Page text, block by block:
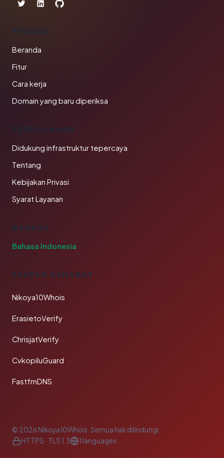
PRODUK
Beranda
Fitur
Cara kerja
Domain yang baru diperiksa
PERUSAHAAN
Didukung infrastruktur tepercaya
Tentang
Kebijakan Privasi
Syarat Layanan
BAHASA
Bahasa Indonesia
TAUTAN SAHABAT
Nikoya10Whois
ErasietoVerify
ChrisjatVerify
CvkopiluGuard
FastfmDNS
© 2026 Nikoya10Whois. Semua hak dilindungi.
HTTPS · TLS 1.3
1 languages